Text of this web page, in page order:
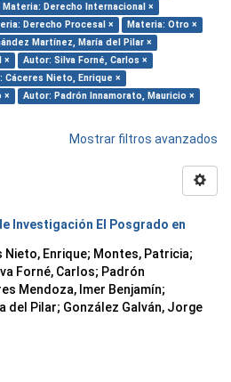
Materia: Derecho Internacional ×
Derecho Procesal ×
Materia: Otro ×
Martínez, María del Pilar ×
×
Autor: Silva Forné, Carlos ×
Cáceres Nieto, Enrique ×
×
Autor: Padrón Innamorato, Mauricio ×
Mostrar filtros avanzados
Investigación El Posgrado en
Nieto, Enrique; Montes, Patricia;
Forné, Carlos; Padrón
Mendoza, Imer Benjamín;
del Pilar; González Galván, Jorge